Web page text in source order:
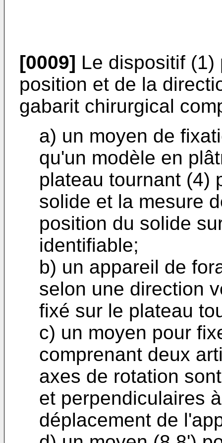
[0009] Le dispositif
position et de la
gabarit chirurgical
a) un moyen de
qu'un modèle en
plateau tournant (4)
solide et la mesure
position du solide
identifiable;
b) un appareil de
selon une direction
fixé sur le plateau
c) un moyen pour
comprenant deux
axes de rotation
et perpendiculaires
déplacement de